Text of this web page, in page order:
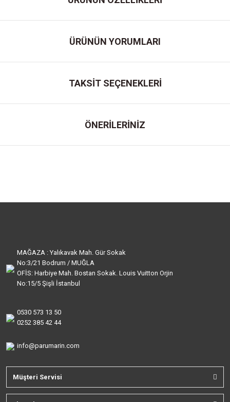
ÜRÜNÜN YORUMLARI
TAKSİT SEÇENEKLERİ
ÖNERİLERİNİZ
MAĞAZA : Yalıkavak Mah. Gür Sokak
No:3/21 Bodrum / MUĞLA
OFİS: Harbiye Mah. Bostan Sokak. Louis Vuitton Orjin
No:15/5 Şişli İstanbul
0530 573 13 50
0252 385 42 44
info@parumarin.com
Müşteri Servisi